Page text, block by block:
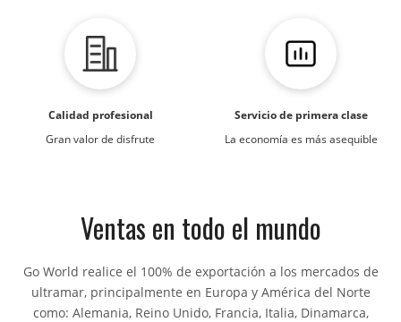
Calidad profesional
Gran valor de disfrute
Servicio de primera clase
La economía es más asequible
Ventas en todo el mundo
Go World realice el 100% de exportación a los mercados de
ultramar, principalmente en Europa y América del Norte
como: Alemania, Reino Unido, Francia, Italia, Dinamarca,